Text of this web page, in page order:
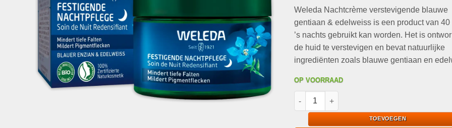
waardering was:
€25,95.
is:
€11,95.
Weleda Nachtcrème verstevigende blauwe
gentiaan & edelweiss is een product van 40
’s nachts gebruikt kan worden. Het is
de huid te verstevigen en bevat natuurlijke
ingrediënten zoals blauwe gentiaan en
OP VOORRAAD
Weleda Nachtcrème verstevigende blauwe
TOEVOEGEN